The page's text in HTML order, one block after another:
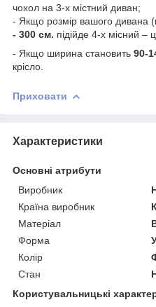
чохол на 3-х містний диван;
- Якщо розмір вашого дивана
- 300 см. підійде 4-х місний –
- Якщо ширина становить 90-
крісло.
Приховати
Характеристики
Основні атрибути
Виробник
Країна виробник
Матеріал
Форма
Колір
Стан
Користувальницькі